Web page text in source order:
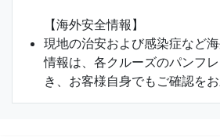
【海外安全情報】
現地の治安および感染症など
情報は、各クルーズのパンフ
き、お客様自身でもご確認をお